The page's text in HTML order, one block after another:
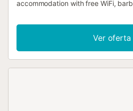
accommodation with free WiFi,
Ver oferta